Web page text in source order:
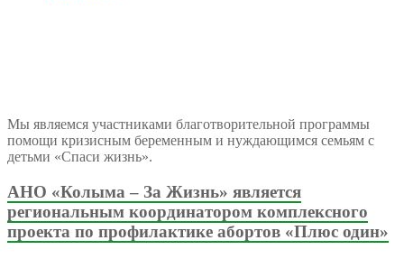
Мы являемся участниками благотворительной программы
помощи кризисным беременным и нуждающимся семьям с
детьми «Спаси жизнь».
АНО «Колыма – За Жизнь» является
региональным координатором комплексного
проекта по профилактике абортов «Плюс один»